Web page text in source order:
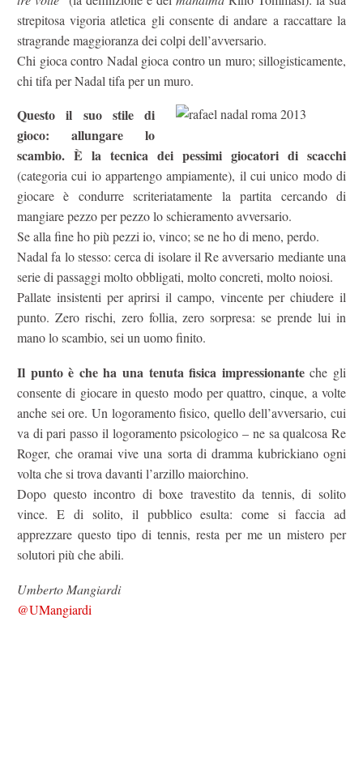
strepitosa vigoria atletica gli consente di andare a raccattare la
stragrande maggioranza dei colpi dell’avversario.
Chi gioca contro Nadal gioca contro un muro; sillogisticamente,
chi tifa per Nadal tifa per un muro.
Questo il suo stile di
gioco: allungare lo
scambio. È la tecnica dei pessimi giocatori di scacchi
(categoria cui io appartengo ampiamente), il cui unico modo di
giocare è condurre scriteriatamente la partita cercando di
mangiare pezzo per pezzo lo schieramento avversario.
Se alla fine ho più pezzi io, vinco; se ne ho di meno, perdo.
Nadal fa lo stesso: cerca di isolare il Re avversario mediante una
serie di passaggi molto obbligati, molto concreti, molto noiosi.
Pallate insistenti per aprirsi il campo, vincente per chiudere il
punto. Zero rischi, zero follia, zero sorpresa: se prende lui in
mano lo scambio, sei un uomo finito.
Il punto è che ha una tenuta fisica impressionanteche gli
consente di giocare in questo modo per quattro, cinque, a volte
anche sei ore. Un logoramento fisico, quello dell’avversario, cui
va di pari passo il logoramento psicologico – ne sa qualcosa Re
Roger, che oramai vive una sorta di dramma kubrickiano ogni
volta che si trova davanti l’arzillo maiorchino.
Dopo questo incontro di boxe travestito da tennis, di solito
vince. E di solito, il pubblico esulta: come si faccia ad
apprezzare questo tipo di tennis, resta per me un mistero per
solutori più che abili.
Umberto Mangiardi
@UMangiardi